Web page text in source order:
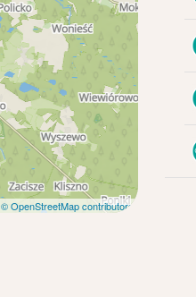
© OpenStreetMap contributors